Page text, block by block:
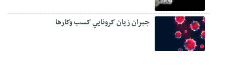
جبران زيان کرونايي کسب وکارها